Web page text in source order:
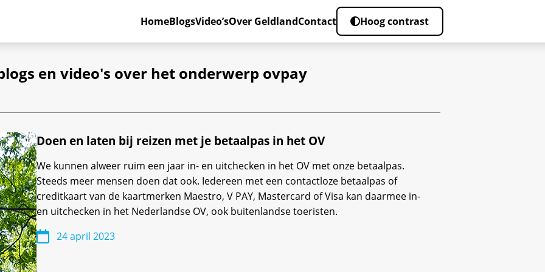
HomeBlogsVideo’sOver GeldlandContact Hoog contrast
en video's over het onderwerp ovpay
Doen en laten bij reizen met je betaalpas in het OV
We kunnen alweer ruim een jaar in- en uitchecken in het OV met onze betaalpas.
Steeds meer mensen doen dat ook. Iedereen met een contactloze betaalpas of
creditkaart van de kaartmerken Maestro, V PAY, Mastercard of Visa kan daarmee in-
en uitchecken in het Nederlandse OV, ook buitenlandse toeristen.
24 april 2023